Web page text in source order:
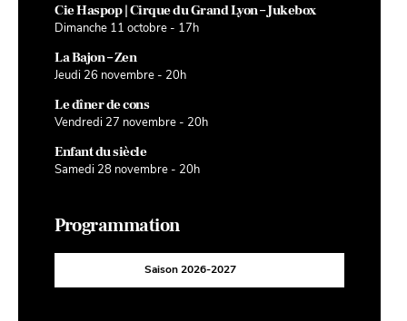
Cie Haspop | Cirque du Grand Lyon – Jukebox
Dimanche 11 octobre - 17h
La Bajon – Zen
Jeudi 26 novembre - 20h
Le dîner de cons
Vendredi 27 novembre - 20h
Enfant du siècle
Samedi 28 novembre - 20h
Programmation
Saison 2026-2027